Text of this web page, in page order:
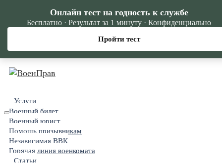
Услуги
Военный билет
Военный юрист
Помощь призывникам
Независимая ВВК
Горячая линия военкомата
Статьи
Онлайн тест на годность к службе
Бесплатно · Результат за 1 минуту · Конфиденциально
Пройти тест